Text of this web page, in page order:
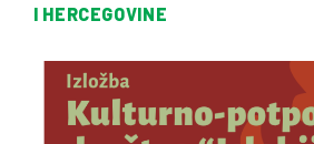
I HERCEGOVINE